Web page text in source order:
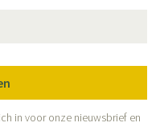
in voor onze nieuwsbrief en